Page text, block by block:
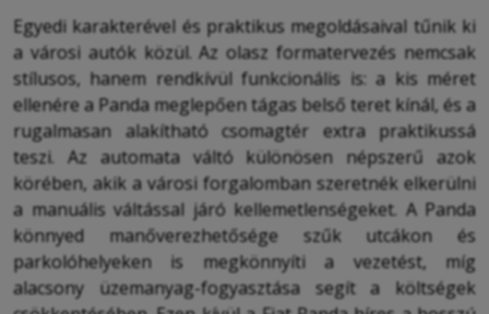
Egyedi karakterével és praktikus megoldásaival tűnik ki
a városi autók közül. Az olasz formatervezés nemcsak
stílusos, hanem rendkívül funkcionális is: a kis méret
ellenére a Panda meglepően tágas belső teret kínál, és a
rugalmasan alakítható csomagtér extra praktikussá
teszi. Az automata váltó különösen népszerű azok
körében, akik a városi forgalomban szeretnék elkerülni
a manuális váltással járó kellemetlenségeket. A Panda
könnyed manőverezhetősége szűk utcákon és
parkolóhelyeken is megkönnyíti a vezetést, míg
alacsony üzemanyag-fogyasztása segít a költségek